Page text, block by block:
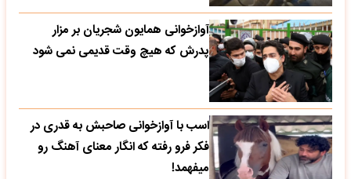
آوازخوانی همایون شجریان بر مزار
پدرش که هیچ وقت قدیمی نمی شود
اسب با آوازخوانی صاحبش به قدری در
فکر فرو رفته که انگار معنای آهنگ رو
میفهمد!